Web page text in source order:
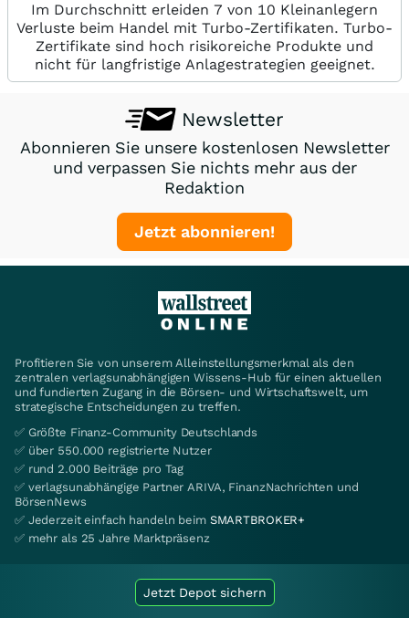
Im Durchschnitt erleiden 7 von 10 Kleinanlegern
Verluste beim Handel mit Turbo-Zertifikaten. Turbo-
Zertifikate sind hoch risikoreiche Produkte und
nicht für langfristige Anlagestrategien geeignet.
Newsletter
Abonnieren Sie unsere kostenlosen Newsletter
und verpassen Sie nichts mehr aus der
Redaktion
Jetzt abonnieren!
Profitieren Sie von unserem Alleinstellungsmerkmal als den
zentralen verlagsunabhängigen Wissens-Hub für einen aktuellen
und fundierten Zugang in die Börsen- und Wirtschaftswelt, um
strategische Entscheidungen zu treffen.
✅ Größte Finanz-Community Deutschlands
✅ über 550.000 registrierte Nutzer
✅ rund 2.000 Beiträge pro Tag
✅ verlagsunabhängige Partner ARIVA, FinanzNachrichten und
BörsenNews
✅ Jederzeit einfach handeln beim SMARTBROKER+
✅ mehr als 25 Jahre Marktpräsenz
Jetzt Depot sichern